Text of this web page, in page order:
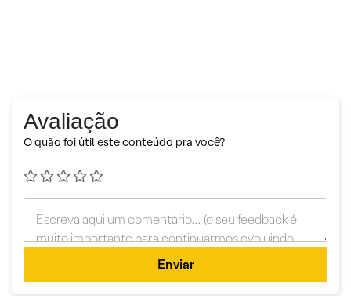
Avaliação
O quão foi útil este conteúdo pra você?
Enviar